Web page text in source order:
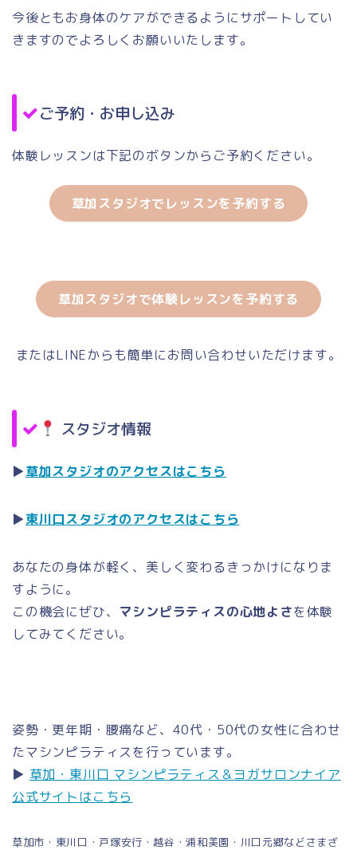
今後ともお身体のケアができるようにサポートしてい
きますのでよろしくお願いいたします。
ご予約・お申し込み
体験レッスンは下記のボタンからご予約ください。
草加スタジオでレッスンを予約する
草加スタジオで体験レッスンを予約する
またはLINEからも簡単にお問い合わせいただけます。
スタジオ情報
▶草加スタジオのアクセスはこちら
▶東川口スタジオのアクセスはこちら
あなたの身体が軽く、美しく変わるきっかけになりま
すように。
この機会にぜひ、 マシンピラティスの心地よさを体験
してみてください。
姿勢・更年期・腰痛など、40代・50代の女性に合わせ
たマシンピラティスを行っています。
▶ 草加・東川口 マシンピラティス＆ヨガサロンナイア
公式サイトはこちら
草加市・東川口・戸塚安行・越谷・浦和美園・川口元郷などさまざ